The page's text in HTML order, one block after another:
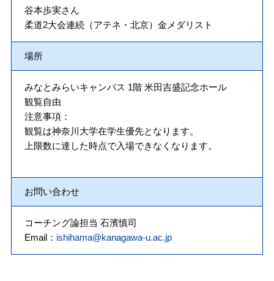
谷本歩実さん
柔道2大会連続（アテネ・北京）金メダリスト
場所
みなとみらいキャンパス 1階 米田吉盛記念ホール
観覧自由
注意事項：
観覧は神奈川大学在学生優先となります。
上限数に達した時点で入場できなくなります。
お問い合わせ
コーチング論担当 石濱慎司
Email： ishihama@kanagawa-u.ac.jp